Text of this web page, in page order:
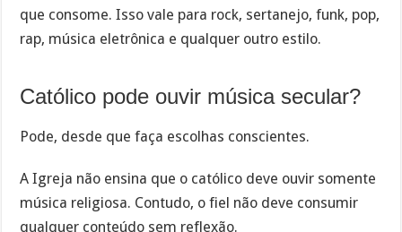
que consome. Isso vale para rock, sertanejo, funk, pop,
rap, música eletrônica e qualquer outro estilo.
Católico pode ouvir música secular?
Pode, desde que faça escolhas conscientes.
A Igreja não ensina que o católico deve ouvir somente
música religiosa. Contudo, o fiel não deve consumir
qualquer conteúdo sem reflexão.